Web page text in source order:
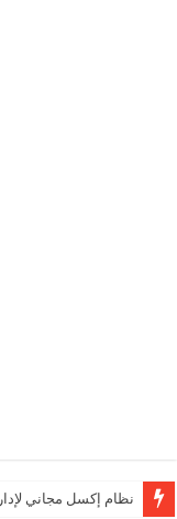
نظام إكسل مجاني